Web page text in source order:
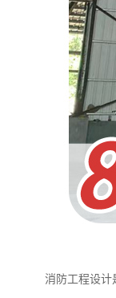
消防工程设计